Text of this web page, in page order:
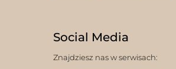
Social Media
Znajdziesz nas w serwisach: